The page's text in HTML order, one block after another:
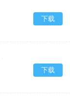
下载
下载